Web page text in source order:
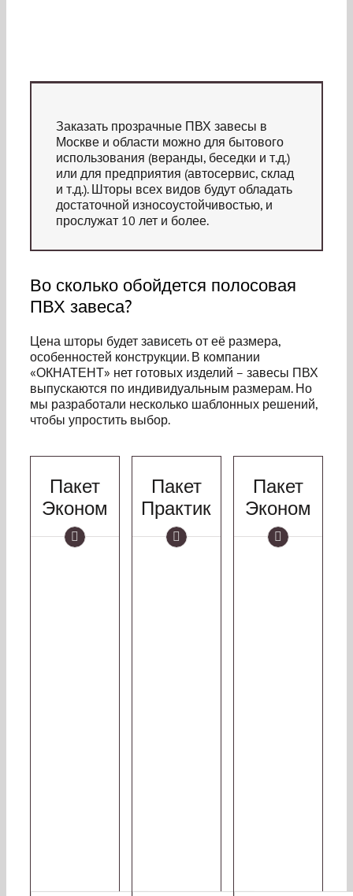
Заказать прозрачные ПВХ завесы в
Москве и области можно для бытового
использования (веранды, беседки и т.д.)
или для предприятия (автосервис, склад
и т.д.). Шторы всех видов будут обладать
достаточной износоустойчивостью, и
прослужат 10 лет и более.
Во сколько обойдется полосовая
ПВХ завеса?
Цена шторы будет зависеть от её размера,
особенностей конструкции. В компании
«ОКНАТЕНТ» нет готовых изделий – завесы ПВХ
выпускаются по индивидуальным размерам. Но
мы разработали несколько шаблонных решений,
чтобы упростить выбор.
Пакет
Эконом
Пакет
Практик
Пакет
Эконом